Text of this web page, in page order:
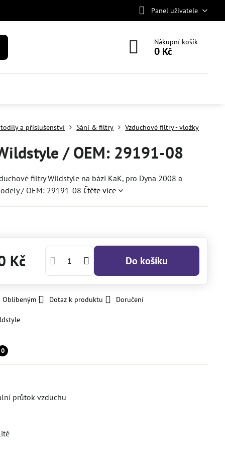
Panel uživatele
Nákupní košík
0 Kč
a příslušenství Sání & filtry Vzduchové filtry - vložky
/ OEM: 29191-08
filtry Wildstyle na bázi KaK, pro Dyna 2008 a
/ OEM: 29191-08 Čtěte více
Kč Do košíku
Oblíbeným Dotaz k produktu Doručení
0
průtok vzduchu